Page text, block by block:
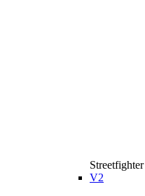
Streetfighter
V2